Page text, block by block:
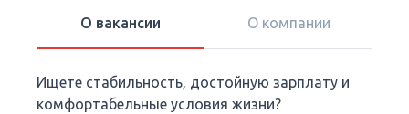
О вакансии О компании
Ищете стабильность, достойную зарплату и
комфортабельные условия жизни?